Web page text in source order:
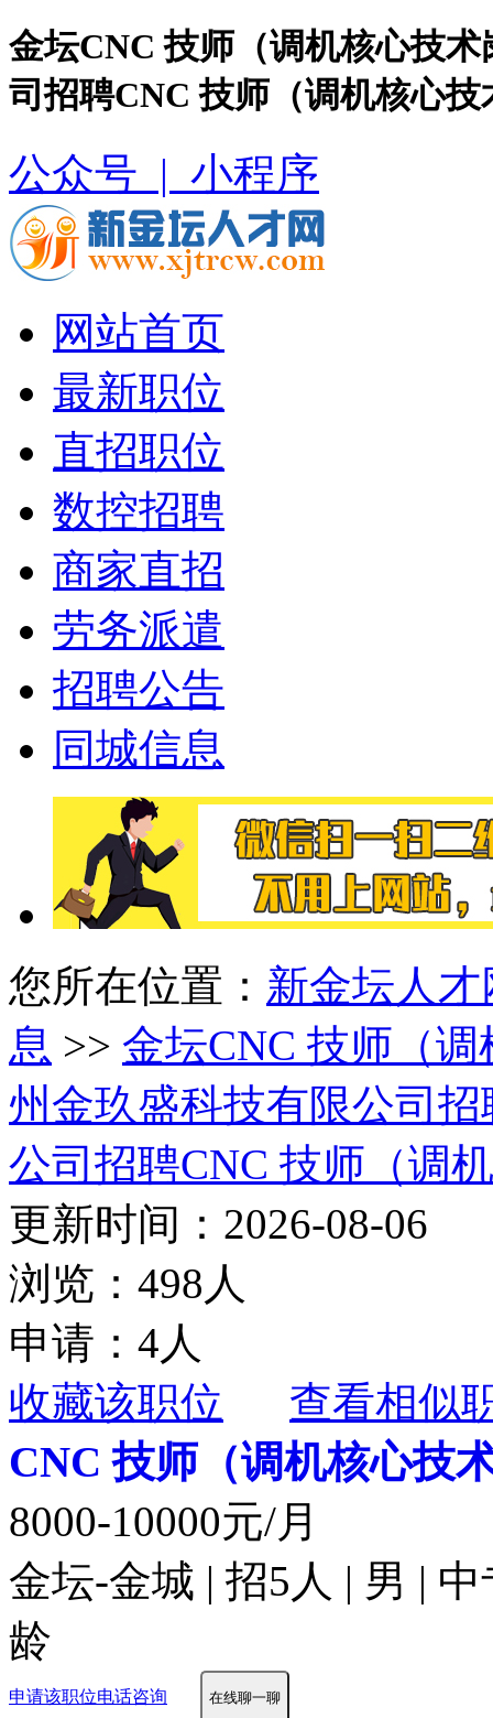
金坛CNC 技师（调机核心技
司招聘CNC 技师（调机核心技
公众号 | 小程序
网站首页
最新职位
直招职位
数控招聘
商家直招
劳务派遣
招聘公告
同城信息
您所在位置： 新金坛人才
息 >> 金坛CNC 技师（
州金玖盛科技有限公司招
公司招聘CNC 技师（调
更新时间：2026-08-06
浏览：498人
申请：4人
收藏该职位
查看相似
CNC 技师（调机核心技
8000-10000元/月
金坛-金城 | 招5人 | 男 |
龄
申请该职位电话咨询 在线聊一聊